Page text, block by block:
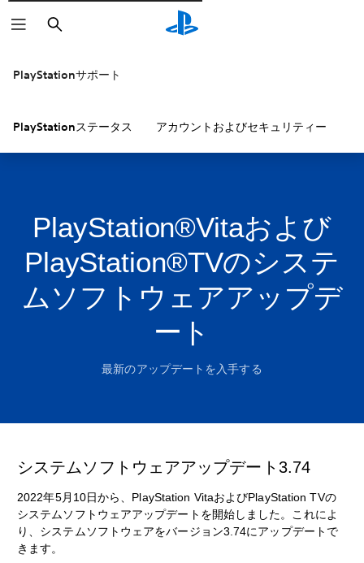
検
索
PlayStationサポート
PlayStationステータス アカウントおよびセキュリティー
PlayStation®Vitaおよび
PlayStation®TVのシステ
ムソフトウェアアップデ
ート
最新のアップデートを入手する
システムソフトウェアアップデート3.74
2022年5月10日から、PlayStation VitaおよびPlayStation TVの
システムソフトウェアアップデートを開始しました。これによ
り、システムソフトウェアをバージョン3.74にアップデートで
きます。